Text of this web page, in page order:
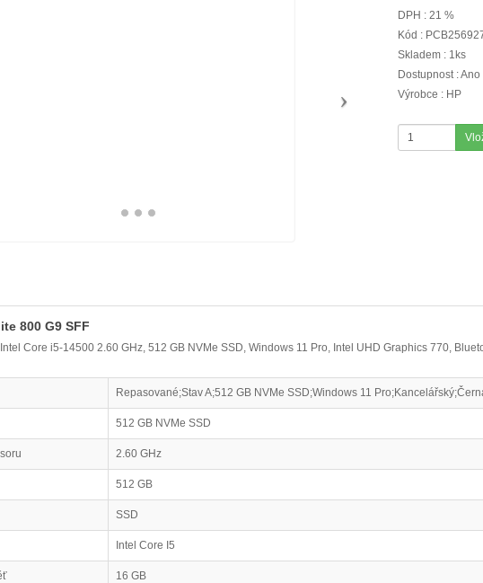
DPH : 21 %
Kód :
Skladem : 1ks
Dostupnost : Ano
Výrobce : HP
800 G9 SFF
Core i5-14500 2.60 GHz, 512 GB NVMe SSD, Windows 11 Pro, Intel UHD Graphics 770,
Repasované;Stav A;512 GB NVMe SSD;Windows 11
512 GB NVMe SSD
2.60 GHz
512 GB
SSD
Intel Core I5
16 GB